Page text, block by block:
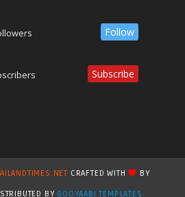
Follow
Subscribe
CRAFTED WITH
BY
BY GOOYAABI TEMPLATES